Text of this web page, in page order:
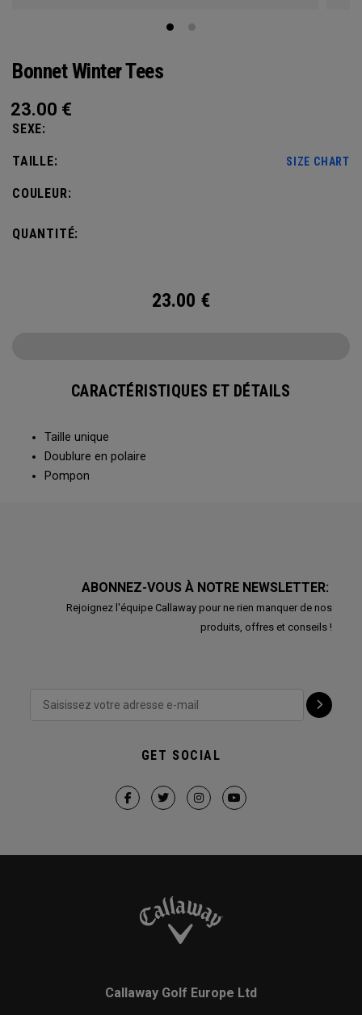
Bonnet Winter Tees
23.00 €
SEXE:
TAILLE: SIZE CHART
COULEUR:
QUANTITÉ:
23.00 €
CARACTÉRISTIQUES ET DÉTAILS
Taille unique
Doublure en polaire
Pompon
ABONNEZ-VOUS À NOTRE NEWSLETTER:
Rejoignez l'équipe Callaway pour ne rien manquer de nos
produits, offres et conseils !
GET SOCIAL
Callaway Golf Europe Ltd